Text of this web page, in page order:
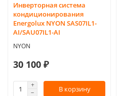
Инверторная система
кондиционирования
Energolux NYON SAS07IL1-
AI/SAU07IL1-AI
NYON
30 100 ₽
В корзину